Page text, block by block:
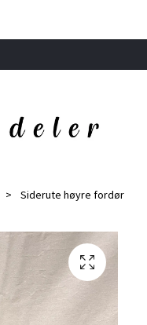
Siderute høyre fordør